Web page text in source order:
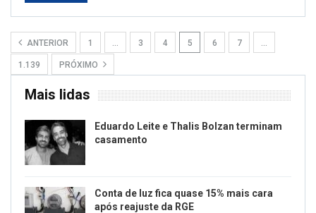
ANTERIOR 1 … 3 4 5 6 7 …
1.139 PRÓXIMO
Mais lidas
Eduardo Leite e Thalis Bolzan terminam
casamento
Conta de luz fica quase 15% mais cara
após reajuste da RGE